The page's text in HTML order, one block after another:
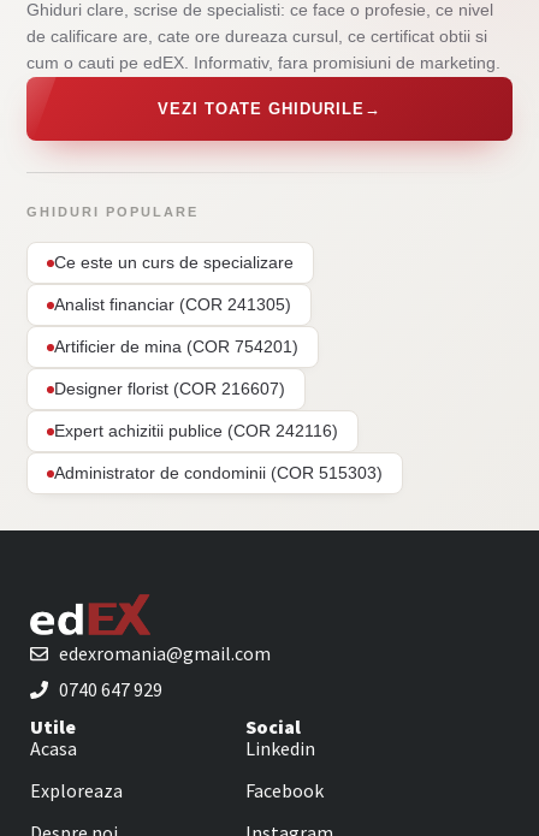
Ghiduri clare, scrise de specialisti: ce face o profesie, ce nivel
de calificare are, cate ore dureaza cursul, ce certificat obtii si
cum o cauti pe edEX. Informativ, fara promisiuni de marketing.
VEZI TOATE GHIDURILE →
GHIDURI POPULARE
Ce este un curs de specializare
Analist financiar (COR 241305)
Artificier de mina (COR 754201)
Designer florist (COR 216607)
Expert achizitii publice (COR 242116)
Administrator de condominii (COR 515303)
edexromania@gmail.com
0740 647 929
Utile
Acasa
Exploreaza
Social
Linkedin
Facebook